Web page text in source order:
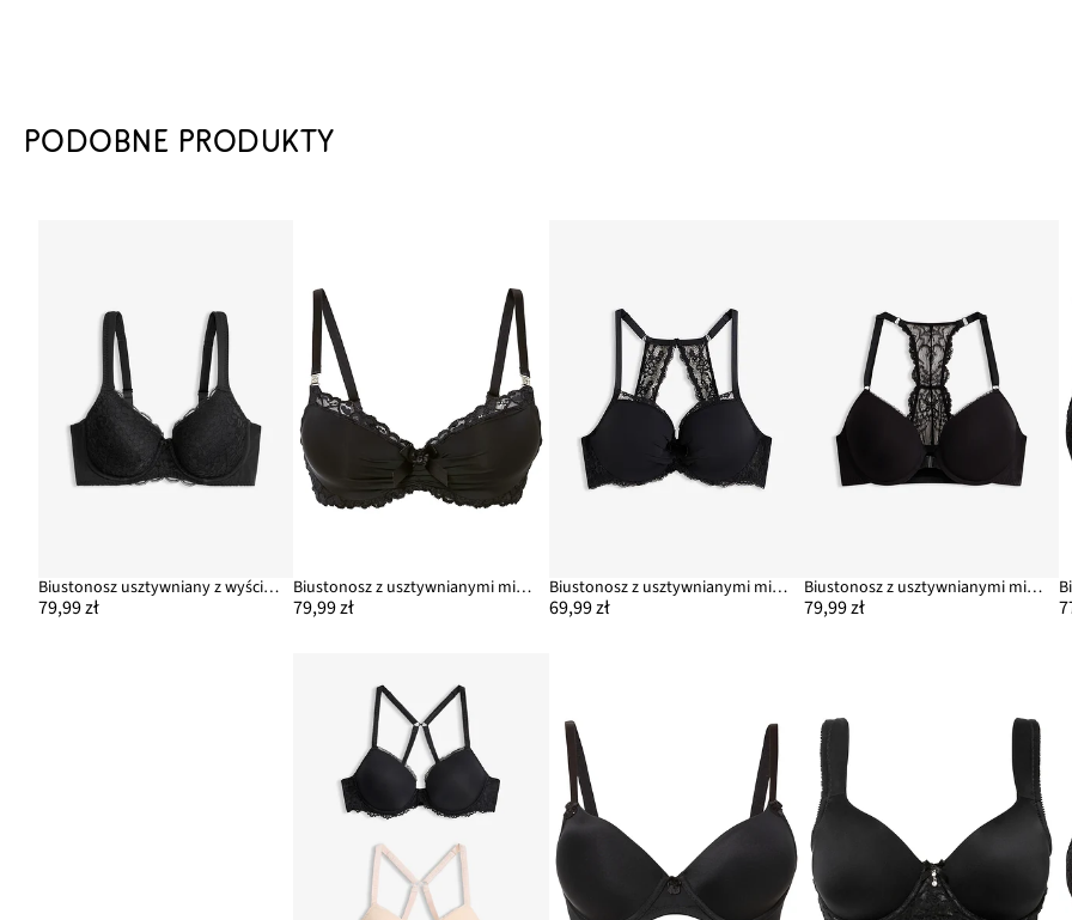
PODOBNE PRODUKTY
Biustonosz usztywniany z wyściełanymi ramiączkami
79,99 zł
Biustonosz z usztywnianymi miseczkami z poliamidu z recyklingu
79,99 zł
Biustonosz z usztywnianymi miseczkami z koronkowym tyłem typu bokserka
69,99 zł
Biustonosz z usztywnianymi miseczkami z zapięciem z przodu, z miękkiego modalu
79,99 zł